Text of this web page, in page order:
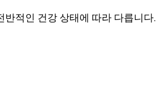
적인 건강 상태에 따라 다릅니다.